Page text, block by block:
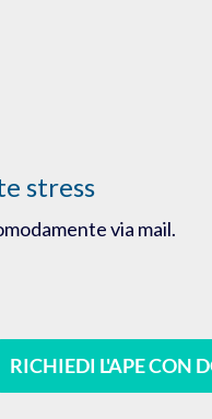
stress
via mail.
RICHIEDI L'APE CON